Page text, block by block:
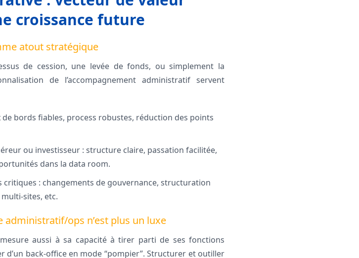
croissance future
atout stratégique
de cession, une levée de fonds, ou simplement la
de l’accompagnement administratif servent
bords fiables, process robustes, réduction des points
ou investisseur : structure claire, passation facilitée,
dans la data room.
critiques : changements de gouvernance, structuration
sites, etc.
administratif/ops n’est plus un luxe
aussi à sa capacité à tirer parti de ses fonctions
back-office en mode “pompier”. Structurer et outiller